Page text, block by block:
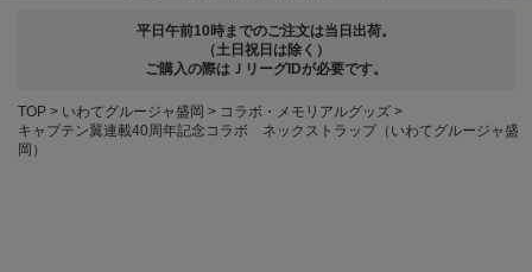
平日午前10時までのご注文は当日出荷。
（土日祝日は除く）
ご購入の際はＪリーグIDが必要です。
TOP いわてグルージャ盛岡
コラボ・メモリアルグッズ
キャプテン翼連載40周年記念コラボ ネックストラップ（いわてグルージャ盛
岡）